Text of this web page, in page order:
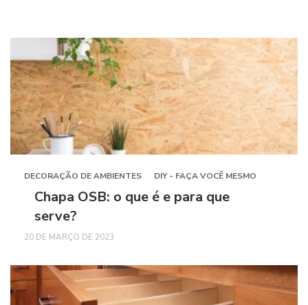
DECORAÇÃO DE AMBIENTES DIY - FAÇA VOCÊ MESMO
Chapa OSB: o que é e para que
serve?
20 DE MARÇO DE 2023